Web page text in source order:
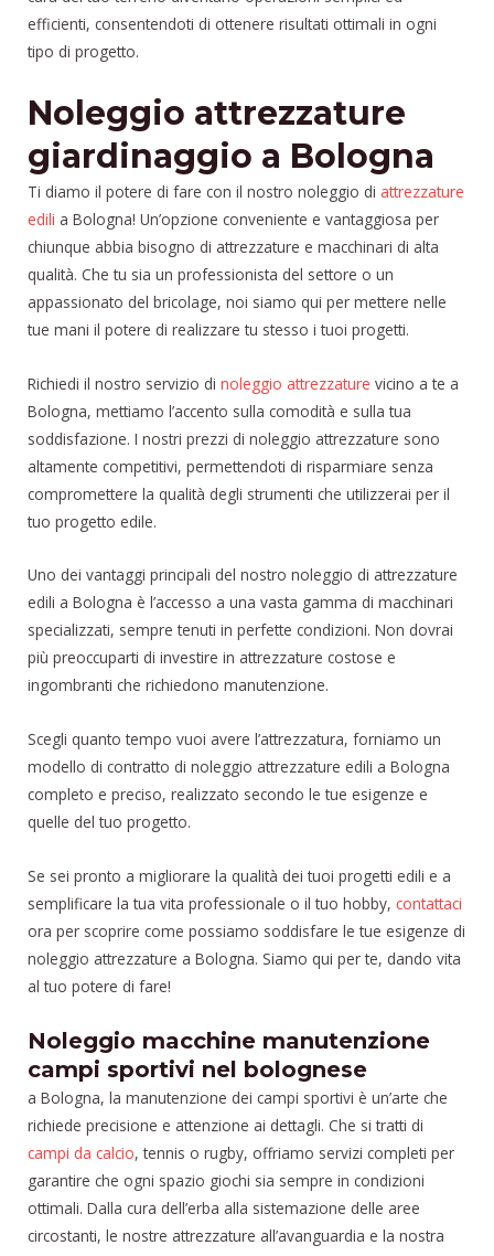
efficienti, consentendoti di ottenere risultati ottimali in ogni
tipo di progetto.
Noleggio attrezzature
giardinaggio a Bologna
Ti diamo il potere di fare con il nostro noleggio di attrezzature
edili a Bologna! Un’opzione conveniente e vantaggiosa per
chiunque abbia bisogno di attrezzature e macchinari di alta
qualità. Che tu sia un professionista del settore o un
appassionato del bricolage, noi siamo qui per mettere nelle
tue mani il potere di realizzare tu stesso i tuoi progetti.
Richiedi il nostro servizio di noleggio attrezzature vicino a te a
Bologna, mettiamo l’accento sulla comodità e sulla tua
soddisfazione. I nostri prezzi di noleggio attrezzature sono
altamente competitivi, permettendoti di risparmiare senza
compromettere la qualità degli strumenti che utilizzerai per il
tuo progetto edile.
Uno dei vantaggi principali del nostro noleggio di attrezzature
edili a Bologna è l’accesso a una vasta gamma di macchinari
specializzati, sempre tenuti in perfette condizioni. Non dovrai
più preoccuparti di investire in attrezzature costose e
ingombranti che richiedono manutenzione.
Scegli quanto tempo vuoi avere l’attrezzatura, forniamo un
modello di contratto di noleggio attrezzature edili a Bologna
completo e preciso, realizzato secondo le tue esigenze e
quelle del tuo progetto.
Se sei pronto a migliorare la qualità dei tuoi progetti edili e a
semplificare la tua vita professionale o il tuo hobby, contattaci
ora per scoprire come possiamo soddisfare le tue esigenze di
noleggio attrezzature a Bologna. Siamo qui per te, dando vita
al tuo potere di fare!
Noleggio macchine manutenzione
campi sportivi nel bolognese
a Bologna, la manutenzione dei campi sportivi è un’arte che
richiede precisione e attenzione ai dettagli. Che si tratti di
campi da calcio, tennis o rugby, offriamo servizi completi per
garantire che ogni spazio giochi sia sempre in condizioni
ottimali. Dalla cura dell’erba alla sistemazione delle aree
circostanti, le nostre attrezzature all’avanguardia e la nostra